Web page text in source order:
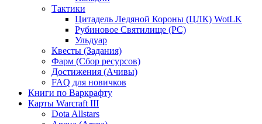
Тактики
Цитадель Ледяной Короны (ЦЛК) WotLK
Рубиновое Святилище (РС)
Ульдуар
Квесты (Задания)
Фарм (Сбор ресурсов)
Достижения (Ачивы)
FAQ для новичков
Книги по Варкрафту
Карты Warcraft III
Dota Allstars